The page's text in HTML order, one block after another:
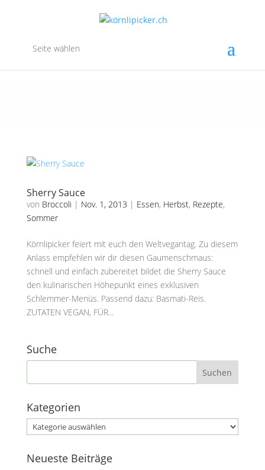
Seite wählen
Sherry Sauce
von Broccoli | Nov. 1, 2013 | Essen, Herbst, Rezepte,
Sommer
Körnlipicker feiert mit euch den Weltvegantag. Zu diesem
Anlass empfehlen wir dir diesen Gaumenschmaus:
schnell und einfach zubereitet bildet die Sherry Sauce
den kulinarischen Höhepunkt eines exklusiven
Schlemmer-Menüs. Passend dazu: Basmati-Reis.
ZUTATEN VEGAN, FÜR...
Suche
Kategorien
Kategorien
Neueste Beiträge